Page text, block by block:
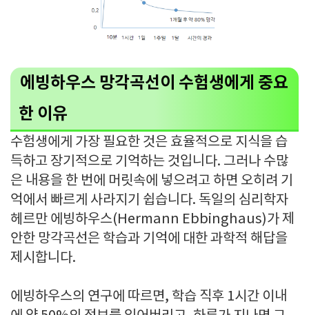
에빙하우스 망각곡선이 수험생에게 중요
한 이유
수험생에게 가장 필요한 것은 효율적으로 지식을 습
득하고 장기적으로 기억하는 것입니다. 그러나 수많
은 내용을 한 번에 머릿속에 넣으려고 하면 오히려 기
억에서 빠르게 사라지기 쉽습니다. 독일의 심리학자
헤르만 에빙하우스(Hermann Ebbinghaus)가 제
안한 망각곡선은 학습과 기억에 대한 과학적 해답을
제시합니다.
에빙하우스의 연구에 따르면, 학습 직후 1시간 이내